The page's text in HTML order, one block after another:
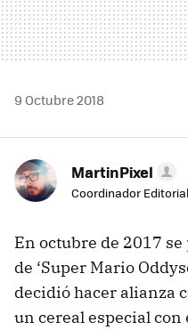
9 Octubre 2018
MartinPixel
Coordinador
En octubre de 2017 se
de ‘Super Mario
decidió hacer alianza
un cereal especial